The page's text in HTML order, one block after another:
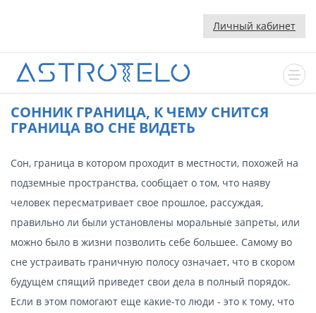
Личный кабинет
CОННИК ГРАНИЦА, К ЧЕМУ СНИТСЯ
ГРАНИЦА ВО СНЕ ВИДЕТЬ
Сон, граница в котором проходит в местности, похожей на
подземные пространства, сообщает о том, что наяву
человек пересматривает свое прошлое, рассуждая,
правильно ли были установлены моральные запреты, или
можно было в жизни позволить себе большее. Самому во
сне устраивать граничную полосу означает, что в скором
будущем спящий приведет свои дела в полный порядок.
Если в этом помогают еще какие-то люди - это к тому, что